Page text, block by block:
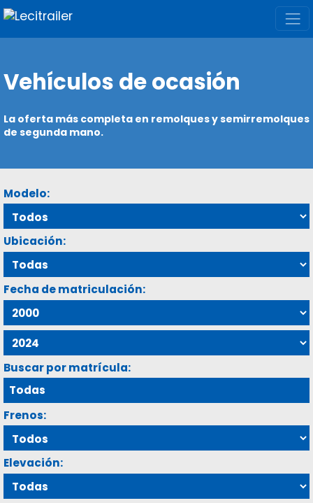
Vehículos de ocasión
La oferta más completa en remolques y semirremolques
de segunda mano.
Modelo:
Ubicación:
Fecha de matriculación:
Buscar por matrícula:
Frenos:
Elevación: